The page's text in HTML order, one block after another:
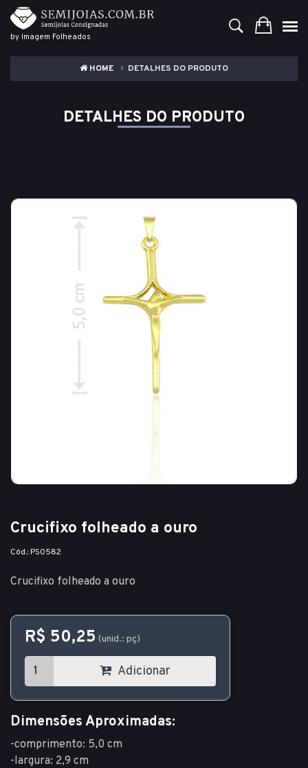
by Imagem Folheados
HOME DETALHES DO PRODUTO
DETALHES DO PRODUTO
Crucifixo folheado a ouro
Cód.: PS0582
Crucifixo folheado a ouro
R$ 50,25 (unid.: pç)
Adicionar
Dimensões Aproximadas:
-comprimento: 5,0 cm
-largura: 2,9 cm